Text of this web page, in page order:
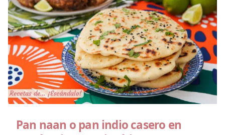
Pan naan o pan indio casero en